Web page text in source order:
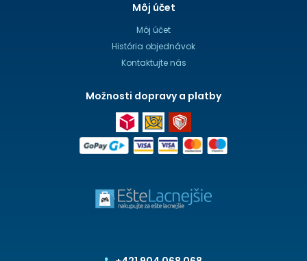
Môj účet
Môj účet
História objednávok
Kontaktujte nás
Možnosti dopravy a platby